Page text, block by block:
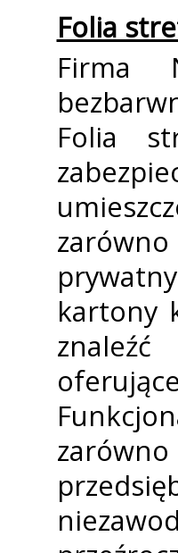
Folia
Firma
Folia
kartony